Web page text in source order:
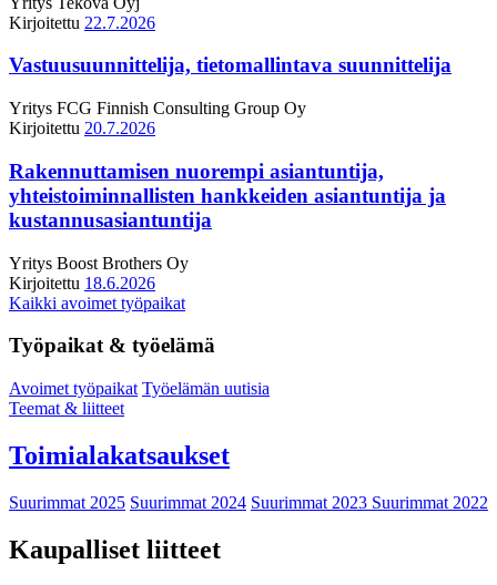
Kirjoitettu 22.7.2026
Vastuusuunnittelija, tietomallintava suunnittelija
Yritys FCG Finnish Consulting Group Oy
Kirjoitettu 20.7.2026
Rakennuttamisen nuorempi asiantuntija,
yhteistoiminnallisten hankkeiden asiantuntija ja
kustannusasiantuntija
Yritys Boost Brothers Oy
Kirjoitettu 18.6.2026
Kaikki avoimet työpaikat
Työpaikat & työelämä
Avoimet työpaikat Työelämän uutisia
Teemat & liitteet
Toimialakatsaukset
Suurimmat 2025 Suurimmat 2024 Suurimmat 2023 Suurimmat 2022
Kaupalliset liitteet